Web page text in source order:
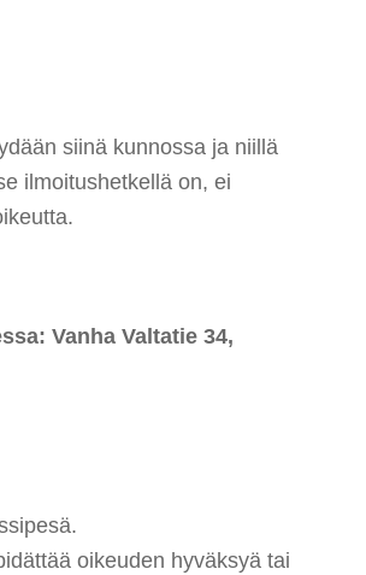
siinä kunnossa ja niillä
ilmoitushetkellä on, ei
Vanha Valtatie 34,
oikeuden hyväksyä tai